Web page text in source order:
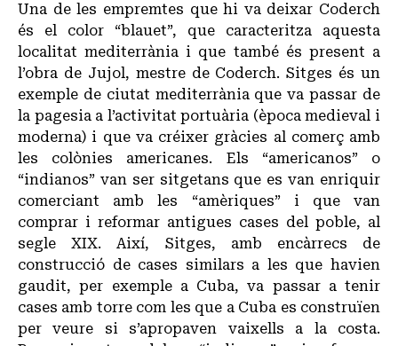
Una de les empremtes que hi va deixar Coderch
és el color “blauet”, que caracteritza aquesta
localitat mediterrània i que també és present a
l’obra de Jujol, mestre de Coderch. Sitges és un
exemple de ciutat mediterrània que va passar de
la pagesia a l’activitat portuària (època medieval i
moderna) i que va créixer gràcies al comerç amb
les colònies americanes. Els “americanos” o
“indianos” van ser sitgetans que es van enriquir
comerciant amb les “amèriques” i que van
comprar i reformar antigues cases del poble, al
segle XIX. Així, Sitges, amb encàrrecs de
construcció de cases similars a les que havien
gaudit, per exemple a Cuba, va passar a tenir
cases amb torre com les que a Cuba es construïen
per veure si s’apropaven vaixells a la costa.